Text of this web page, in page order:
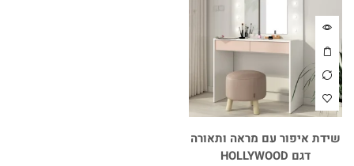
שידת איפור עם מראה ותאורה
דגם HOLLYWOOD